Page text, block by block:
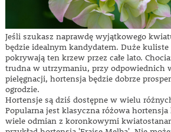
Jeśli szukasz naprawdę wyjątkowego
będzie idealnym kandydatem. Duże
pokrywają ten krzew przez całe lato.
trudna w utrzymaniu, przy odpowiednich
pielęgnacji, hortensja będzie dobrze
ogrodzie.
Hortensje są dziś dostępne w wielu
Popularna jest klasyczna różowa
wiele odmian z koronkowymi